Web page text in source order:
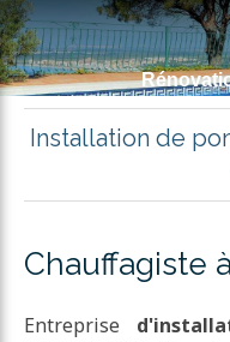
Installation de
Chauffagiste
Entreprise